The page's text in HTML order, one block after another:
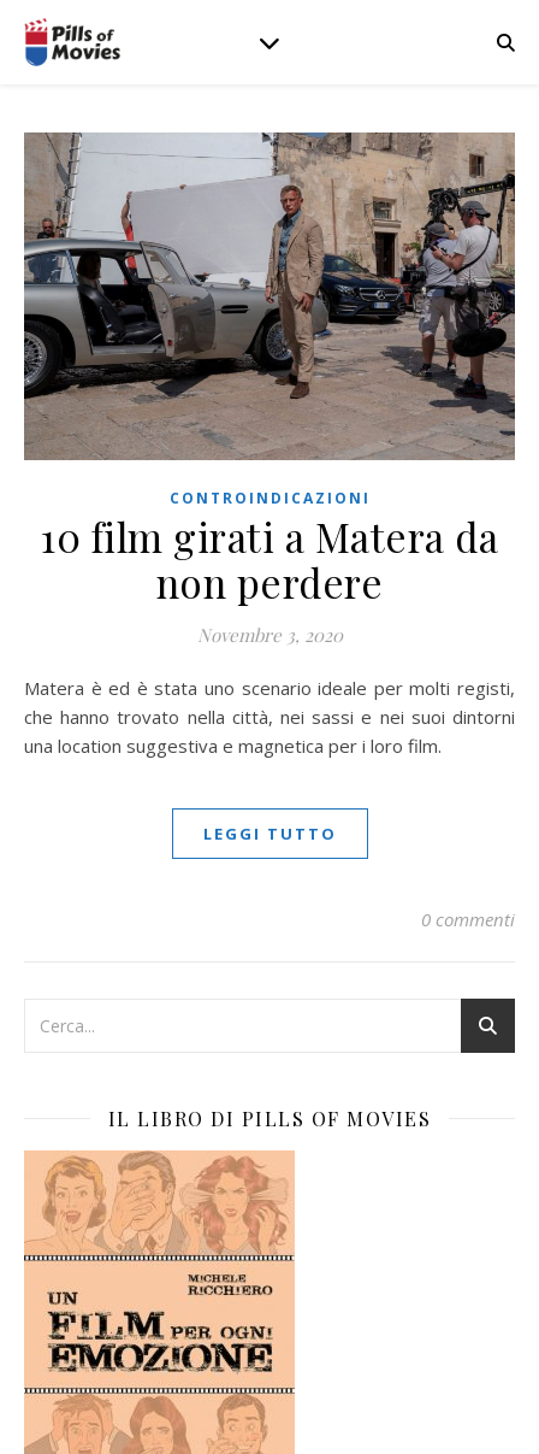
CONTROINDICAZIONI
10 film girati a Matera da
non perdere
Novembre 3, 2020
Matera è ed è stata uno scenario ideale per molti registi,
che hanno trovato nella città, nei sassi e nei suoi dintorni
una location suggestiva e magnetica per i loro film.
LEGGI TUTTO
0 commenti
IL LIBRO DI PILLS OF MOVIES